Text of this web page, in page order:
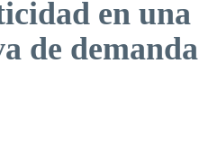
en una
de demanda